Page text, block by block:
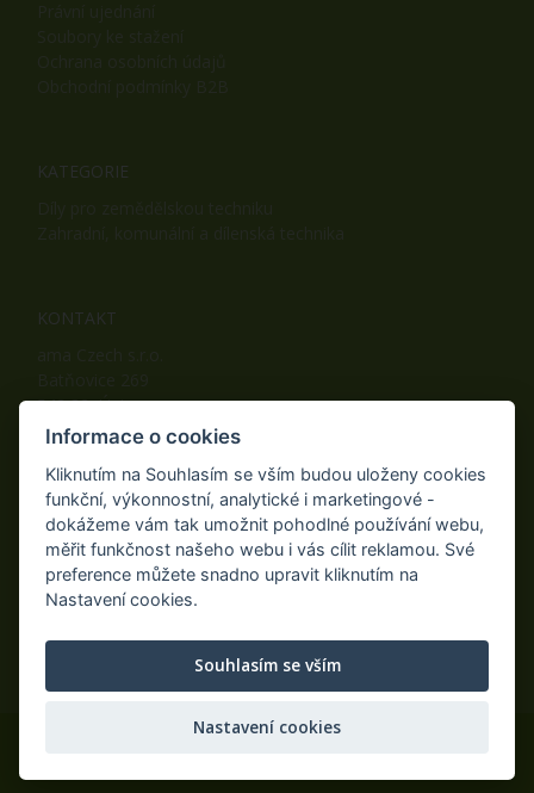
KATEGORIE
KONTAKT
542 32, Úpice
Telefon: +420 498 100 050
Fax: +420 498 100 051
E-mail:info@ama-zahrada.cz
Web:www.ama-zahrada.cz
NAJDETE NÁS TAKÉ NA:
Informace o cookies
Kliknutím na Souhlasím se vším budou uloženy cookies
funkční, výkonnostní, analytické i marketingové -
dokážeme vám tak umožnit pohodlné používání webu,
měřit funkčnost našeho webu i vás cílit reklamou. Své
preference můžete snadno upravit kliknutím na
Nastavení cookies.
Souhlasím se vším
Nastavení cookies